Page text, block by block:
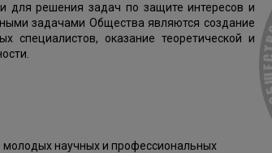
для решения задач по защите интересов и
задачами Общества являются создание
специалистов, оказание теоретической и
молодых научных и профессиональных